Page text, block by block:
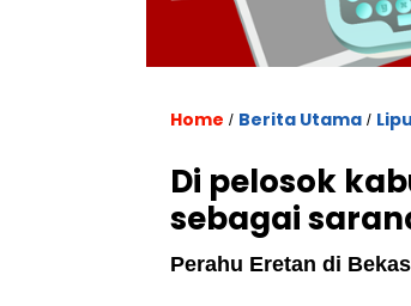
Home / Berita Utama /
Di pelosok
sebagai
Perahu Eretan di